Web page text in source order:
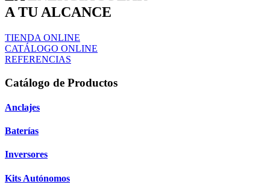
A TU ALCANCE
TIENDA ONLINE
CATÁLOGO ONLINE
REFERENCIAS
Catálogo de Productos
Anclajes
Baterías
Inversores
Kits Autónomos